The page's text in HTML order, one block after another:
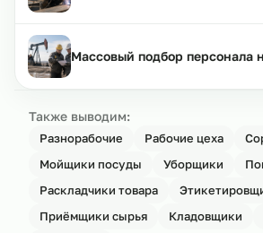
Массовый подбор персонала
Также выводим:
Разнорабочие Рабочие цеха
Мойщики посуды
Уборщики
Раскладчики товара
Приёмщики сырья
Кладовщики